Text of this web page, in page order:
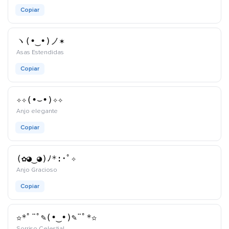
Copiar
ヽ(•‿•)ノ✶
Asas Estendidas
Copiar
✧✧(•⌣•)✧✧
Anjo elegante
Copiar
(✿◕‿◕)ﾉ*:･ﾟ✧
Anjo Gracioso
Copiar
✫*ﾟ¨ﾟ✎(•‿•)✎¨ﾟ*✫